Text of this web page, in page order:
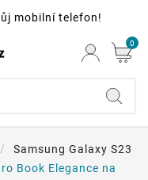
mobilní telefon!
0
Samsung Galaxy S23
Book Elegance na